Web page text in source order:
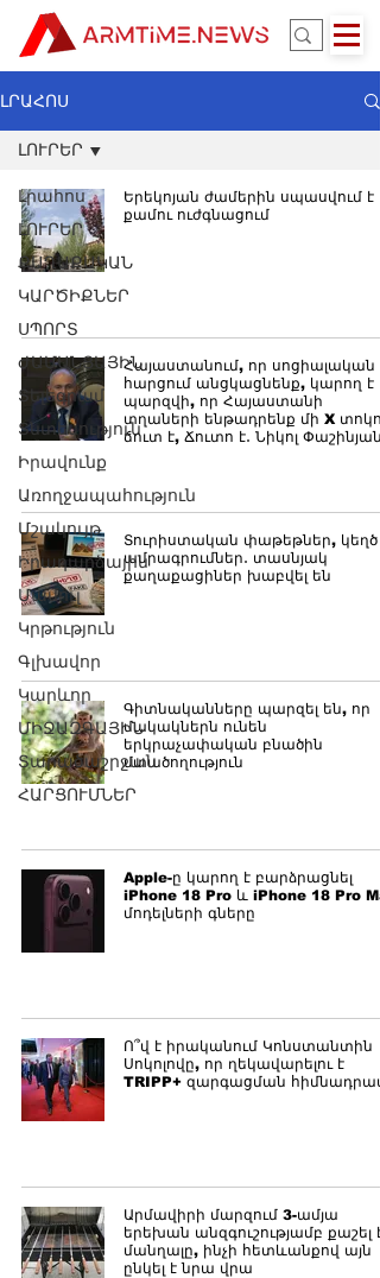
ԼՐԱՀՈՍ
Լրահոս
ԼՈՒՐԵՐ
ՔԱՂԱՔԱԿԱՆ
ԿԱՐԾԻՔՆԵՐ
ՍՊՈՐՏ
ԺԱՄԱՆՑԱՅԻՆ
Տելեգրամ
Տնտեսություն
Իրավունք
Առողջապահություն
Մշակույթ
Իրադարձային
Մամուլ
Կրթություն
Գլխավոր
Կարևոր
ՄԻՋԱԶԳԱՅԻՆ
Տարածաշրջան
ՀԱՐՑՈՒՄՆԵՐ
ԼՈՒՐԵՐ
Երեկոյան ժամերին սպասվում է
քամու ուժգնացում
Հայաստանում, որ սոցիալական
հարցում անցկացնենք, կարող է
պարզվի, որ Հայաստանի
տղաների ենթադրենք մի X
ճուտ է, Ճուտո է․ Նիկոլ Փաշինյան
Տուրիստական փաթեթներ, կեղծ
ամրագրումներ․ տասնյակ
քաղաքացիներ խաբվել են
Գիտնականները պարզել են, որ
մակակներն ունեն
երկրաչափական բնածին
մտածողություն
Apple-ը կարող է բարձրացնել
iPhone 18 Pro և iPhone 18 Pro
մոդելների գները
Ո՞վ է իրականում Կոնստանտին
Սոկոլովը, որ ղեկավարելու է
TRIPP+ զարգացման
Արմավիրի մարզում 3-ամյա
երեխան անզգուշությամբ քաշել է
մանղալը, ինչի հետևանքով այն
ընկել է նրա վրա